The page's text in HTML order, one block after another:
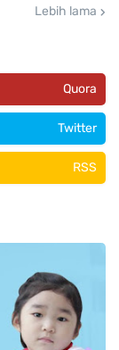
Lebih lama
Quora
Twitter
RSS